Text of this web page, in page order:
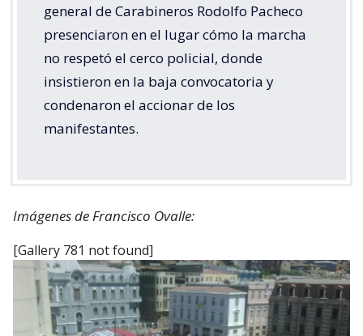
general de Carabineros Rodolfo Pacheco
presenciaron en el lugar cómo la marcha
no respetó el cerco policial, donde
insistieron en la baja convocatoria y
condenaron el accionar de los
manifestantes.
Imágenes de Francisco Ovalle:
[Gallery 781 not found]